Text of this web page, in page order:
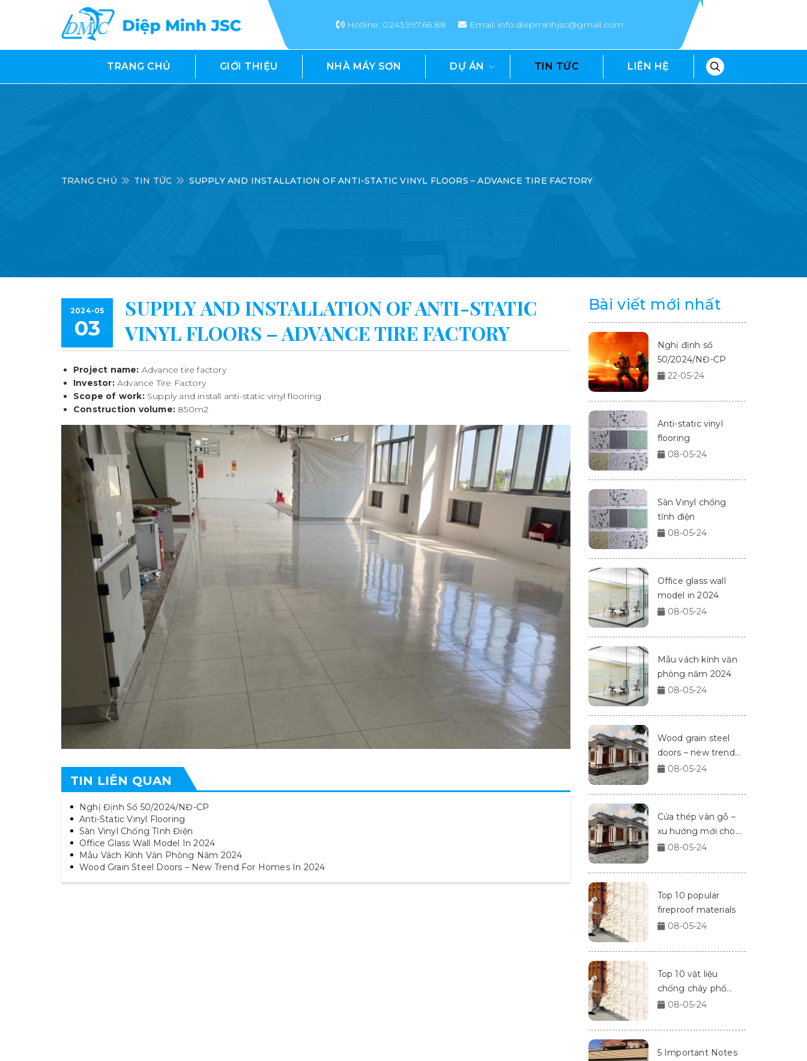
Hotline: 0243.997.66.88 Email: info.diepminhjsc@gmail.com
TRANG CHỦ GIỚI THIỆU NHÀ MÁY SƠN DỰ ÁN TIN TỨC LIÊN HỆ
TRANG CHỦ TIN TỨC SUPPLY AND INSTALLATION OF ANTI-STATIC VINYL FLOORS – ADVANCE TIRE FACTORY
2024-05
03
SUPPLY AND INSTALLATION OF ANTI-STATIC
VINYL FLOORS – ADVANCE TIRE FACTORY
Project name: Advance tire factory
Investor:Advance Tire Factory
Scope of work:Supply and install anti-static vinyl flooring
Construction volume: 850m2
TIN LIÊN QUAN
Nghị Định Số 50/2024/NĐ-CP
Anti-Static Vinyl Flooring
Sàn Vinyl Chống Tĩnh Điện
Office Glass Wall Model In 2024
Mẫu Vách Kính Văn Phòng Năm 2024
Wood Grain Steel Doors – New Trend For Homes In 2024
Bài viết mới nhất
22-05-24
Nghị định số
50/2024/NĐ-CP
08-05-24
Anti-static vinyl
flooring
08-05-24
Sàn Vinyl chống
tĩnh điện
08-05-24
Office glass wall
model in 2024
08-05-24
Mẫu vách kính văn
phòng năm 2024
08-05-24
Wood grain steel
doors – new trend
for homes in 2024
08-05-24
Cửa thép vân gỗ –
xu hướng mới cho
nhà cửa 2024
08-05-24
Top 10 popular
fireproof materials
08-05-24
Top 10 vật liệu
chống cháy phổ
biến
5 Important Notes